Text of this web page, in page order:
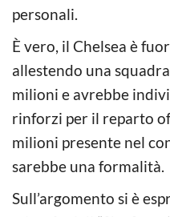
personali.
È vero, il Chelsea è
allestendo una
milioni e avrebbe
rinforzi per il reparto
milioni presente nel
sarebbe una formalità.
Sull’argomento si è